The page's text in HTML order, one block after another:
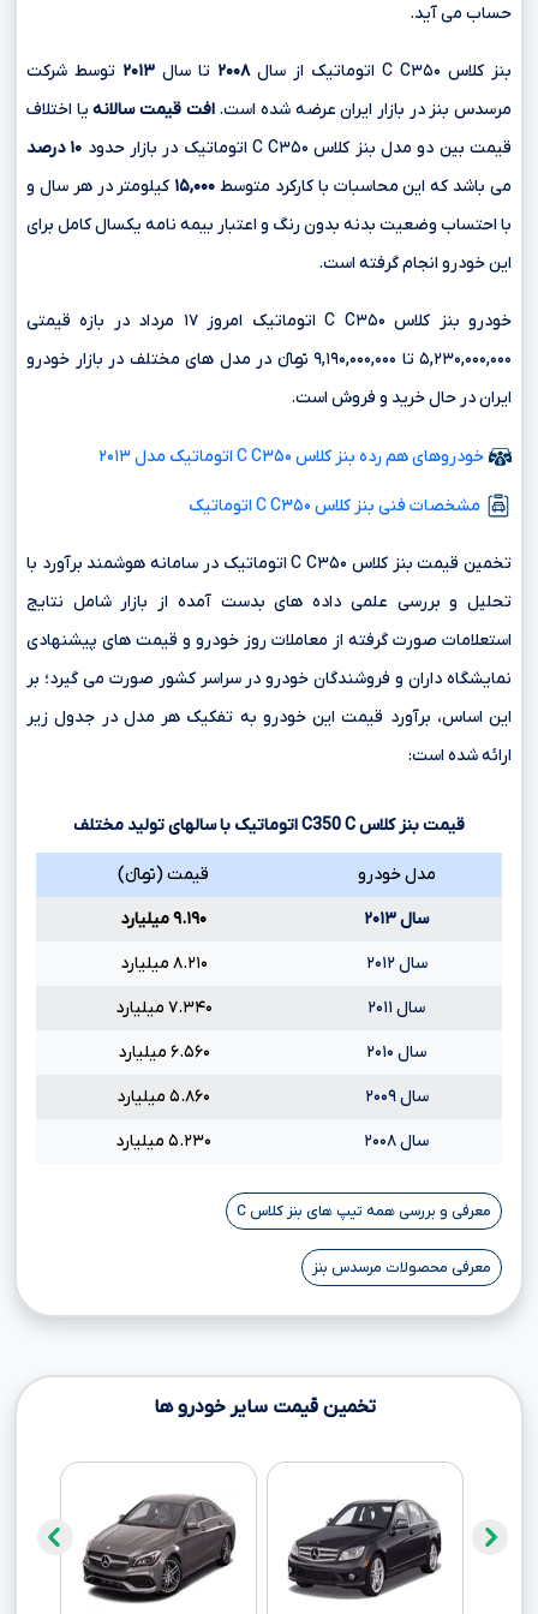
حساب می آید.
بنز کلاس C C۳۵۰ اتوماتیک از سال ۲۰۰۸ تا سال ۲۰۱۳ توسط شرکت
مرسدس بنز در بازار ایران عرضه شده است.افت قیمت سالانهیا اختلاف
قیمت بین دو مدل بنز کلاس C C۳۵۰ اتوماتیک در بازار حدود
۱۰ درصد
می باشد که این محاسبات با کارکرد متوسط ۱۵,۰۰۰ کیلومتر در هر سال و
با احتساب وضعیت بدنه بدون رنگ و اعتبار بیمه نامه یکسال کامل برای
این خودرو انجام گرفته است.
خودرو بنز کلاس C C۳۵۰ اتوماتیک امروز ۱۷ مرداد در بازه قیمتی
۵,۲۳۰,۰۰۰,۰۰۰ تا ۹,۱۹۰,۰۰۰,۰۰۰ تومانءءء در مدل های مختلف در بازار خودرو
ایران در حال خرید و فروش است.
خودروهای هم رده بنز کلاس C C۳۵۰ اتوماتیک مدل ۲۰۱۳
مشخصات فنی بنز کلاس C C۳۵۰ اتوماتیک
تخمین قیمت بنز کلاس C C۳۵۰ اتوماتیک در سامانه هوشمند برآورد با
تحلیل و بررسی علمی داده های بدست آمده از بازار شامل نتایج
استعلامات صورت گرفته از معاملات روز خودرو و قیمت های پیشنهادی
نمایشگاه داران و فروشندگان خودرو در سراسر کشور صورت می گیرد؛ بر
این اساس، برآورد قیمت این خودرو به تفکیک هر مدل در جدول زیر
ارائه شده است:
قیمت بنز کلاسC
C350اتوماتیک با سالهای تولید مختلف
مدل خودرو
قیمت (تومانءءء)
سال ۲۰۱۳
۹.۱۹۰ میلیارد
سال ۲۰۱۲
۸.۲۱۰ میلیارد
سال ۲۰۱۱
۷.۳۴۰ میلیارد
سال ۲۰۱۰
۶.۵۶۰ میلیارد
سال ۲۰۰۹
۵.۸۶۰ میلیارد
سال ۲۰۰۸
۵.۲۳۰ میلیارد
معرفی و بررسی همه تیپ های بنز کلاس C
معرفی محصولات مرسدس بنز
تخمین قیمت سایر خودرو ها